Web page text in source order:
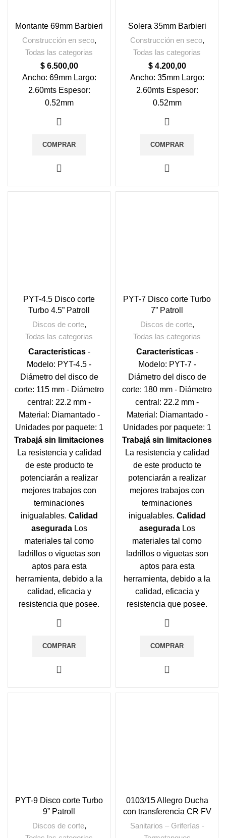
Montante 69mm Barbieri
Construcción en seco,
Todas las categorias
$6.500,00
Ancho: 69mm Largo:
2.60mts Espesor:
0.52mm
COMPRAR
Solera 35mm Barbieri
Construcción en seco,
Todas las categorias
$4.200,00
Ancho: 35mm Largo:
2.60mts Espesor:
0.52mm
COMPRAR
PYT-4.5 Disco corte
Turbo 4.5” Patroll
Discos de corte,
Todas las categorias
Características-
Modelo: PYT-4.5 -
Diámetro del disco de
corte: 115 mm - Diámetro
central: 22.2 mm -
Material: Diamantado -
Unidades por paquete: 1
Trabajá sin limitaciones
La resistencia y calidad
de este producto te
potenciarán a realizar
mejores trabajos con
terminaciones
inigualables. Calidad
aseguradaLos
materiales tal como
ladrillos o viguetas son
aptos para esta
herramienta, debido a la
calidad, eficacia y
resistencia que posee.
COMPRAR
PYT-7 Disco corte Turbo
7” Patroll
Discos de corte,
Todas las categorias
Características-
Modelo: PYT-7 -
Diámetro del disco de
corte: 180 mm - Diámetro
central: 22.2 mm -
Material: Diamantado -
Unidades por paquete: 1
Trabajá sin limitaciones
La resistencia y calidad
de este producto te
potenciarán a realizar
mejores trabajos con
terminaciones
inigualables. Calidad
aseguradaLos
materiales tal como
ladrillos o viguetas son
aptos para esta
herramienta, debido a la
calidad, eficacia y
resistencia que posee.
COMPRAR
PYT-9 Disco corte Turbo
9” Patroll
Discos de corte,
0103/15 Allegro Ducha
con transferencia CR FV
Sanitarios – Griferías -